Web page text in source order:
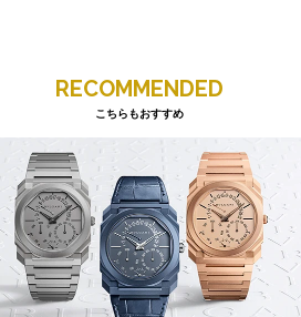
RECOMMENDED
こちらもおすすめ